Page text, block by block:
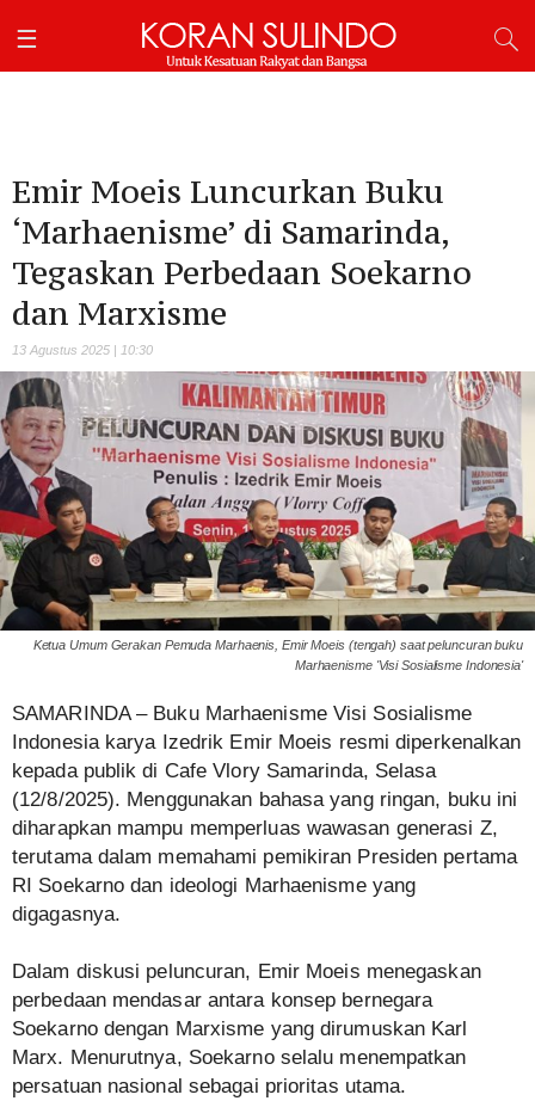
Emir Moeis Luncurkan Buku
‘Marhaenisme’ di Samarinda,
Tegaskan Perbedaan Soekarno
dan Marxisme
13 Agustus 2025 | 10:30
Ketua Umum Gerakan Pemuda Marhaenis, Emir Moeis (tengah) saat peluncuran buku
Marhaenisme 'Visi Sosialisme Indonesia'
SAMARINDA – Buku Marhaenisme Visi Sosialisme
Indonesia karya Izedrik Emir Moeis resmi diperkenalkan
kepada publik di Cafe Vlory Samarinda, Selasa
(12/8/2025). Menggunakan bahasa yang ringan, buku ini
diharapkan mampu memperluas wawasan generasi Z,
terutama dalam memahami pemikiran Presiden pertama
RI Soekarno dan ideologi Marhaenisme yang
digagasnya.
Dalam diskusi peluncuran, Emir Moeis menegaskan
perbedaan mendasar antara konsep bernegara
Soekarno dengan Marxisme yang dirumuskan Karl
Marx. Menurutnya, Soekarno selalu menempatkan
persatuan nasional sebagai prioritas utama.